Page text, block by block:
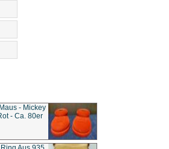
- Mickey
- Ca. 80er